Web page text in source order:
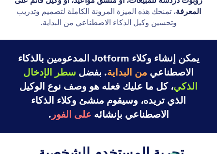
قم بإنشاء وكيل الذكاء الاصطناعي المخصص لك بسهولة
من البداية. ما عليك سوى تحديد قناتك الأساسية ووصف
الغرض من وكيلك.